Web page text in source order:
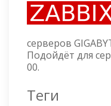
серверов
Подойдёт для
00.
Теги